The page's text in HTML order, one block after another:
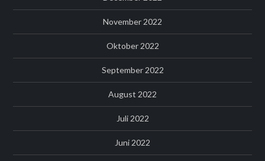
November 2022
Oktober 2022
September 2022
August 2022
Juli 2022
Juni 2022